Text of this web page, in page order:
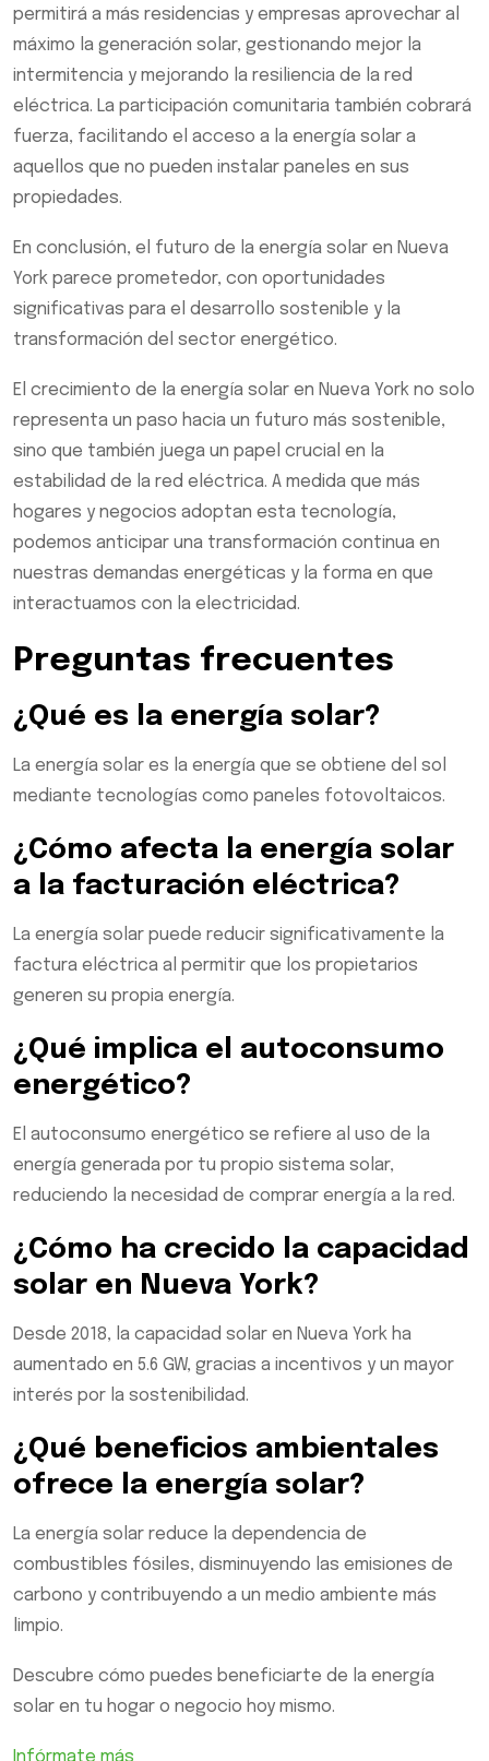
permitirá a más residencias y empresas aprovechar al
máximo la generación solar, gestionando mejor la
intermitencia y mejorando la resiliencia de la red
eléctrica. La participación comunitaria también cobrará
fuerza, facilitando el acceso a la energía solar a
aquellos que no pueden instalar paneles en sus
propiedades.
En conclusión, el futuro de la energía solar en Nueva
York parece prometedor, con oportunidades
significativas para el desarrollo sostenible y la
transformación del sector energético.
El crecimiento de la energía solar en Nueva York no solo
representa un paso hacia un futuro más sostenible,
sino que también juega un papel crucial en la
estabilidad de la red eléctrica. A medida que más
hogares y negocios adoptan esta tecnología,
podemos anticipar una transformación continua en
nuestras demandas energéticas y la forma en que
interactuamos con la electricidad.
Preguntas frecuentes
¿Qué es la energía solar?
La energía solar es la energía que se obtiene del sol
mediante tecnologías como paneles fotovoltaicos.
¿Cómo afecta la energía solar
a la facturación eléctrica?
La energía solar puede reducir significativamente la
factura eléctrica al permitir que los propietarios
generen su propia energía.
¿Qué implica el autoconsumo
energético?
El autoconsumo energético se refiere al uso de la
energía generada por tu propio sistema solar,
reduciendo la necesidad de comprar energía a la red.
¿Cómo ha crecido la capacidad
solar en Nueva York?
Desde 2018, la capacidad solar en Nueva York ha
aumentado en 5.6 GW, gracias a incentivos y un mayor
interés por la sostenibilidad.
¿Qué beneficios ambientales
ofrece la energía solar?
La energía solar reduce la dependencia de
combustibles fósiles, disminuyendo las emisiones de
carbono y contribuyendo a un medio ambiente más
limpio.
Descubre cómo puedes beneficiarte de la energía
solar en tu hogar o negocio hoy mismo.
Infórmate más